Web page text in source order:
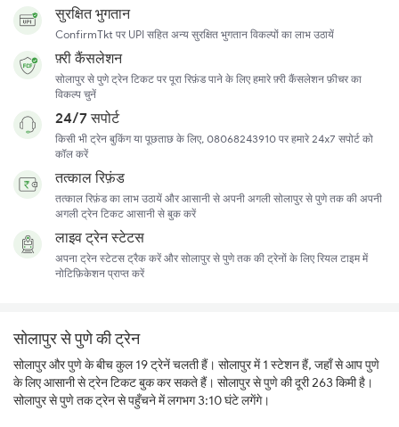
सुरक्षित भुगतान
ConfirmTkt पर UPI सहित अन्य सुरक्षित भुगतान विकल्पों का लाभ उठायें
फ़्री कैंसलेशन
सोलापुर से पुणे ट्रेन टिकट पर पूरा रिफ़ंड पाने के लिए हमारे फ़्री कैंसलेशन फ़ीचर का
विकल्प चुनें
24/7 सपोर्ट
किसी भी ट्रेन बुकिंग या पूछताछ के लिए, 08068243910 पर हमारे 24x7 सपोर्ट को
कॉल करें
तत्काल रिफ़ंड
तत्काल रिफ़ंड का लाभ उठायें और आसानी से अपनी अगली सोलापुर से पुणे तक की अपनी
अगली ट्रेन टिकट आसानी से बुक करें
लाइव ट्रेन स्टेटस
अपना ट्रेन स्टेटस ट्रैक करें और सोलापुर से पुणे तक की ट्रेनों के लिए रियल टाइम में
नोटिफ़िकेशन प्राप्त करें
सोलापुर से पुणे की ट्रेन
सोलापुर और पुणे के बीच कुल 19 ट्रेनें चलती हैं। सोलापुर में 1 स्टेशन हैं, जहाँ से आप पुणे
के लिए आसानी से ट्रेन टिकट बुक कर सकते हैं। सोलापुर से पुणे की दूरी 263 किमी है।
सोलापुर से पुणे तक ट्रेन से पहुँचने में लगभग 3:10 घंटे लगेंगे।